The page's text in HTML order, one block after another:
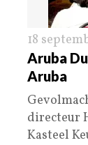
18
Aruba
Aruba
directeur
Kasteel